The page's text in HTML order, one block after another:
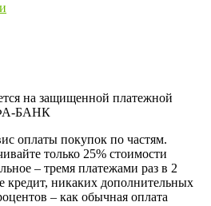
на защищенной платежной
БАНК
оплаты покупок по частям.
только 25% стоимости
– тремя платежами раз в 2
кредит, никаких дополнительных
– как обычная оплата